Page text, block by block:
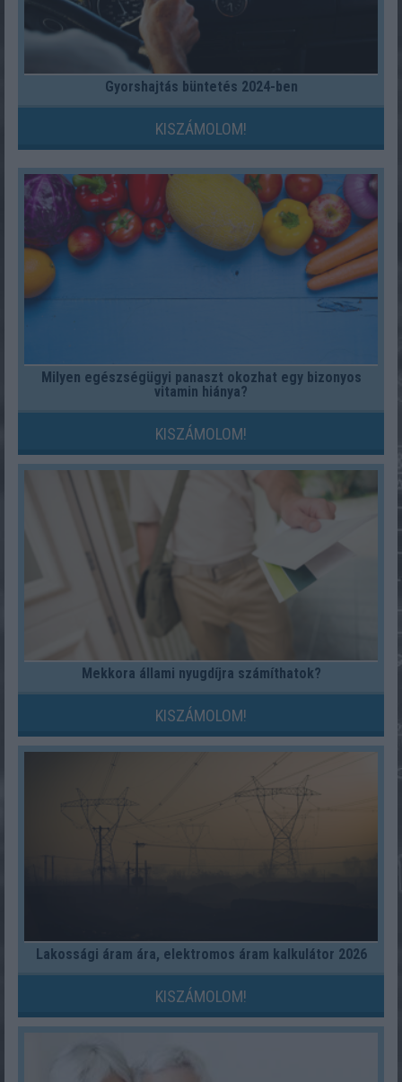
Gyorshajtás büntetés 2024-ben
KISZÁMOLOM!
Milyen egészségügyi panaszt okozhat egy bizonyos
vitamin hiánya?
KISZÁMOLOM!
Mekkora állami nyugdíjra számíthatok?
KISZÁMOLOM!
Lakossági áram ára, elektromos áram kalkulátor 2026
KISZÁMOLOM!